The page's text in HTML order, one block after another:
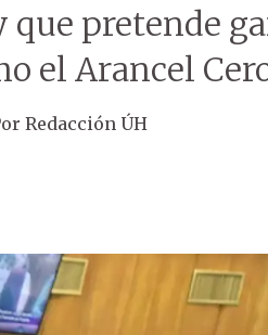
que pretende
el Arancel
Redacción ÚH